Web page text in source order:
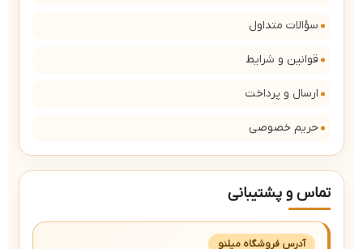
سؤالات متداول
قوانین و شرایط
ارسال و پرداخت
حریم خصوصی
تماس و پشتیبانی
آدرس فروشگاه میلنو